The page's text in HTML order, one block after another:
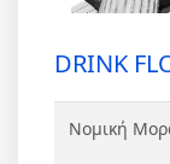
DRINK
Νομική